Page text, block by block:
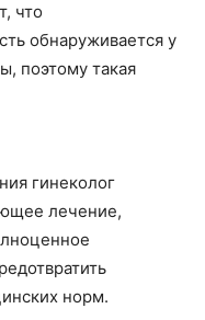
что
обнаруживается у
поэтому такая
гинеколог
лечение,
норм.